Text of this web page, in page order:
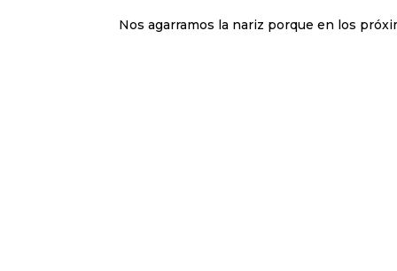
Nos agarramos la nariz porque en los